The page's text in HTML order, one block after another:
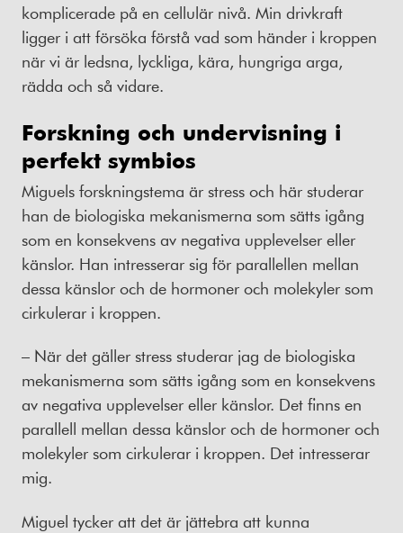
komplicerade på en cellulär nivå. Min drivkraft
ligger i att försöka förstå vad som händer i kroppen
när vi är ledsna, lyckliga, kära, hungriga arga,
rädda och så vidare.
Forskning och undervisning i
perfekt symbios
Miguels forskningstema är stress och här studerar
han de biologiska mekanismerna som sätts igång
som en konsekvens av negativa upplevelser eller
känslor. Han intresserar sig för parallellen mellan
dessa känslor och de hormoner och molekyler som
cirkulerar i kroppen.
– När det gäller stress studerar jag de biologiska
mekanismerna som sätts igång som en konsekvens
av negativa upplevelser eller känslor. Det finns en
parallell mellan dessa känslor och de hormoner och
molekyler som cirkulerar i kroppen. Det intresserar
mig.
Miguel tycker att det är jättebra att kunna